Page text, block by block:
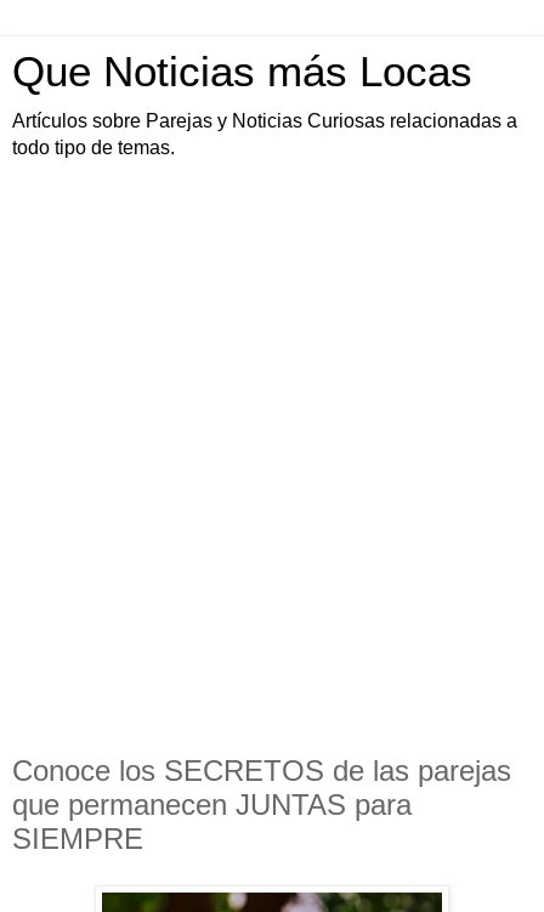
Que Noticias más Locas
Artículos sobre Parejas y Noticias Curiosas relacionadas a
todo tipo de temas.
Conoce los SECRETOS de las parejas
que permanecen JUNTAS para
SIEMPRE